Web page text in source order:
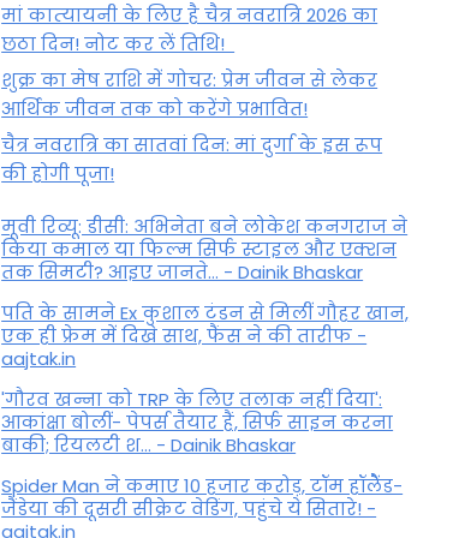
मां कात्‍यायनी के लिए है चैत्र नवरात्रि 2026 का
छठा दिन! नोट कर लें तिथि!
शुक्र का मेष राशि में गोचर: प्रेम जीवन से लेकर
आर्थिक जीवन तक को करेंगे प्रभावित!
चैत्र नवरात्रि का सातवां दिन: मां दुर्गा के इस रूप
की होगी पूजा!
मूवी रिव्यू: डीसी: अभिनेता बने लोकेश कनगराज ने
किया कमाल या फिल्म सिर्फ स्टाइल और एक्शन
तक सिमटी? आइए जानते... - Dainik Bhaskar
पति के सामने Ex कुशाल टंडन से मिलीं गौहर खान,
एक ही फ्रेम में दिखे साथ, फैंस ने की तारीफ -
aajtak.in
'गौरव खन्ना को TRP के लिए तलाक नहीं दिया':
आकांक्षा बोलीं- पेपर्स तैयार हैं, सिर्फ साइन करना
बाकी; रियलटी श... - Dainik Bhaskar
Spider Man ने कमाए 10 हजार करोड़, टॉम हॉलैेंड-
जैंडेया की दूसरी सीक्रेट वेडिंग, पहुंचे ये सितारे! -
aajtak.in